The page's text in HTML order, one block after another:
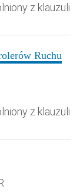
z klauzuli
Ruchu
z klauzuli